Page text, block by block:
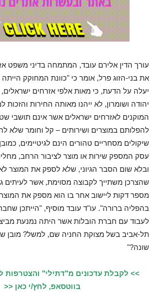
עורך הדין אלירם עובד, המתמחה בדיני משפט
את בני-הזוג פרל, אומר כי "כוונת המחוקק
יעלה על הדעת, כי מאות אלפי אזרחים
יהודה ושומרון, לא ייהנו מאותה החירות והזכות
המוקנים לאזרחים ישראלים אשר אינם תושבי
להפלותם במוצרים ושירותים – קל וחומר שלא
שיקולים מסחריים טהורים הינם לגיטיימים,
עסק המספק שירות או מוצר לציבור הרחב,
ובלא שום הסבר הגיוני, שלא לספק את המוצר
שהצרכן משתייך לקבוצה מסוימת, אשר לעיתים
מספר דקות ליישוב אחר בו הוא מספק את
בהפליה ברורה". עו"ד עובד מוסיף, "הייתכן
לעבוד עם חברת הובלות אשר היתה נמנעת
תל-אביב בשל מצוקת החניה שם, למשל? מובן
שונה?"
>> לקבלת עדכונים מ"דתילי" והצטרפות
בווטסאפ, לחץ/י כאן <<